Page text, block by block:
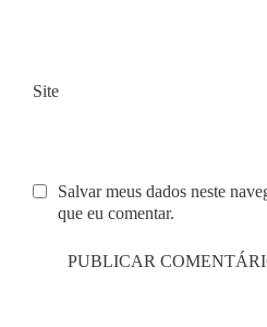
Site
Salvar meus dados neste
que eu comentar.